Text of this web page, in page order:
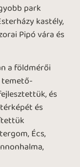
park
kastély,
Pipó vára és
a földmérői
temető-
és
és
Écs,